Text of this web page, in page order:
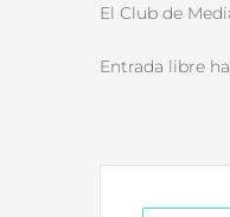
El Club de
Entrada libre